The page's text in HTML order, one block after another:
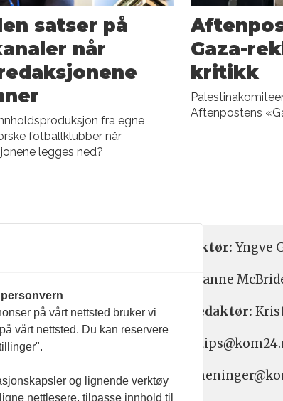
satser på
når
fra egne
fotballklubber når
legges ned?
Gaza-
kritikk
Aftenpostens
Nyhetsredaktør: Yngve
Hanne
Ansvarlig redaktør:
Nyhetstips:
Meninger:
på vårt nettsted bruker vi
vårt nettsted. Du kan reservere
og lignende verktøy
nettlesere, tilpasse innhold til